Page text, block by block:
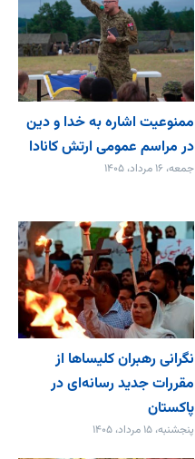
ممنوعیت اشاره به خدا و دین
در مراسم عمومی ارتش کانادا
جمعه، ۱۶ مرداد، ۱۴۰۵
نگرانی رهبران کلیساها از
مقررات جدید رسانه‌ای در
پاکستان
پنجشنبه، ۱۵ مرداد، ۱۴۰۵